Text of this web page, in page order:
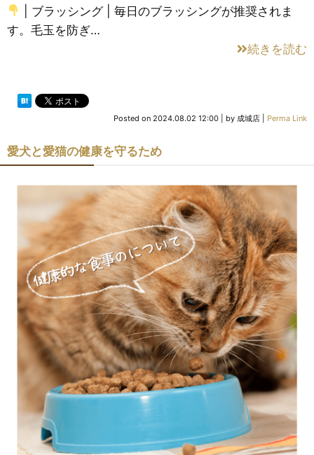
| ブラッシング | 毎日のブラッシングが推奨されま
す。毛玉を防ぎ…
続きを読む
Posted on 2024.08.02 12:00 by 成城店 Perma Link
愛犬と愛猫の健康を守るため